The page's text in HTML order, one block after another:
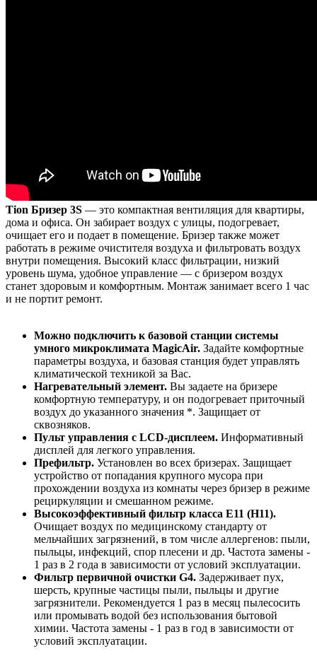
Tion Бризер 3S — это компактная вентиляция для квартиры,
дома и офиса. Он забирает воздух с улицы, подогревает,
очищает его и подает в помещение. Бризер также может
работать в режиме очистителя воздуха и фильтровать воздух
внутри помещения. Высокий класс фильтрации, низкий
уровень шума, удобное управление — с бризером воздух
станет здоровым и комфортным. Монтаж занимает всего 1 час
и не портит ремонт.
Можно подключить к базовой станции системы
умного микроклимата MagicAir. Задайте комфортные
параметры воздуха, и базовая станция будет управлять
климатической техникой за Вас.
Нагревательный элемент. Вы задаете на бризере
комфортную температуру, и он подогревает приточный
воздух до указанного значения *. Защищает от
сквозняков.
Пульт управления с LCD-дисплеем. Информативный
дисплей для легкого управления.
Префильтр. Установлен во всех бризерах. Защищает
устройство от попадания крупного мусора при
прохождении воздуха из комнаты через бризер в режиме
рециркуляции и смешанном режиме.
Высокоэффективный фильтр класса E11 (Н11).
Очищает воздух по медицинскому стандарту от
мельчайших загрязнений, в том числе аллергенов: пыли,
пыльцы, инфекций, спор плесени и др. Частота замены -
1 раз в 2 года в зависимости от условий эксплуатации.
Фильтр первичной очистки G4. Задерживает пух,
шерсть, крупные частицы пыли, пыльцы и другие
загрязнители. Рекомендуется 1 раз в месяц пылесосить
или промывать водой без использования бытовой
химии. Частота замены - 1 раз в год в зависимости от
условий эксплуатации.